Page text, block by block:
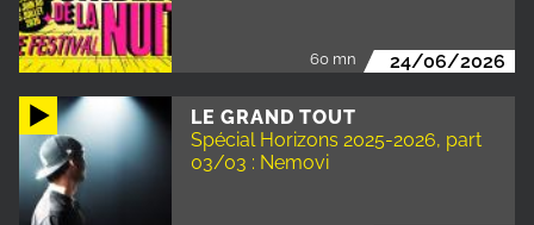
60 mn 24/06/2026
LE GRAND TOUT
Spécial Horizons 2025-2026, part
03/03 : Nemovi